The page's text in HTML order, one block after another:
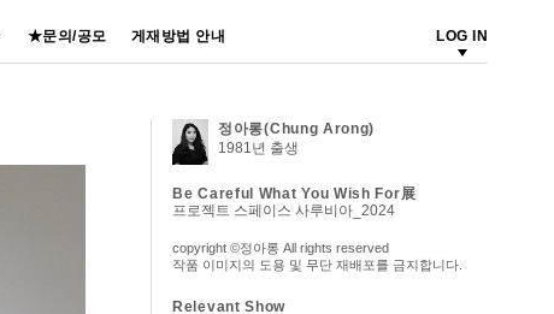
★문의/공모 게재방법 안내 LOG IN
정아롱(Chung Arong)
1981년 출생
Be Careful What You Wish For展
프로젝트 스페이스 사루비아_2024
copyright ©정아롱 All rights reserved
작품 이미지의 도용 및 무단 재배포를 금지합니다.
Relevant Show